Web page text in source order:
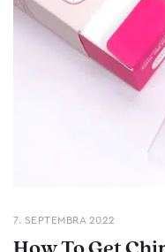
7. SEPTEMBRA 2022